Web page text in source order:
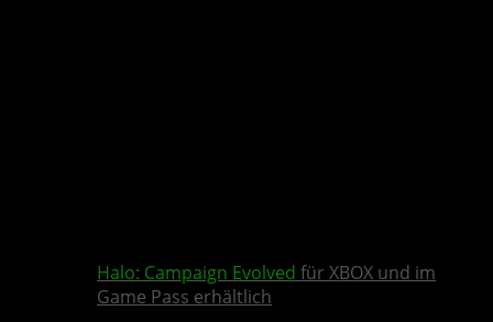
Halo: Campaign Evolved für XBOX und im
Game Pass erhältlich